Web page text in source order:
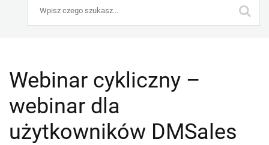
Webinar cykliczny –
webinar dla
użytkowników DMSales